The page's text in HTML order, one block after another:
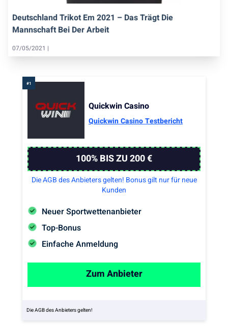
Deutschland Trikot Em 2021 – Das Trägt Die
Mannschaft Bei Der Arbeit
07/05/2021 |
Quickwin Casino
Quickwin Casino Testbericht
Neuer Sportwettenanbieter
Top-Bonus
Einfache Anmeldung
100% BIS ZU 200 €
Die AGB des Anbieters gelten! Bonus gilt nur für neue
Kunden
Zum Anbieter
Die AGB des Anbieters gelten!